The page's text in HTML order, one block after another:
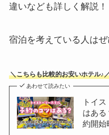
違いなども詳しく解説！
宿泊を考えている人は
＼こちらも比較的お安いホテル♪
あわせて読みたい
トイ
はある
約開始